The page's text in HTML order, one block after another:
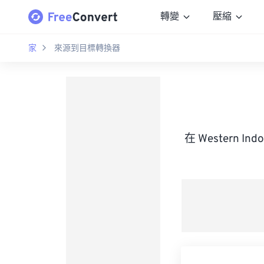
轉變 壓縮
家 來源到目標轉換器
在 Western